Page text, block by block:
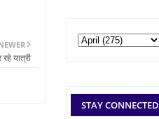
यात्री
STAY CONNECTED